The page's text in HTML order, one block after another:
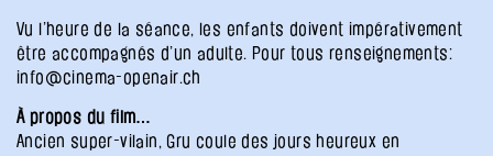
Vu l’heure de la séance, les enfants doivent impérativement
être accompagnés d’un adulte. Pour tous renseignements:
info@cinema-openair.ch
À propos du film…
Ancien super-vilain, Gru coule des jours heureux en